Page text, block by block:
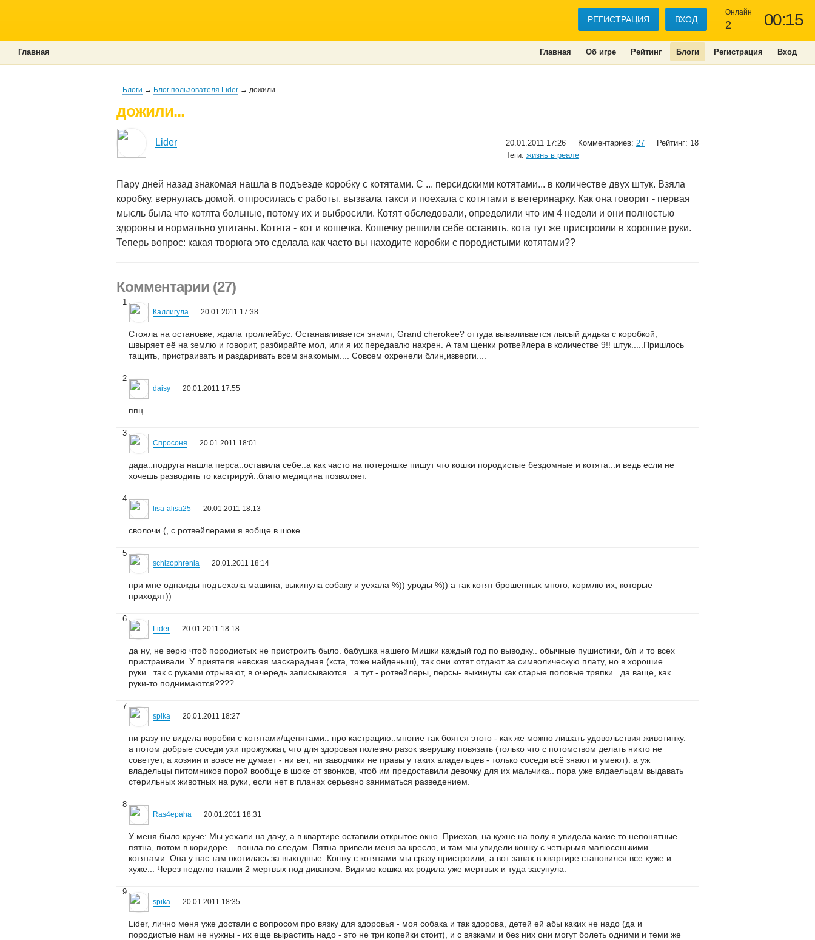
00:15
Онлайн
2
РЕГИСТРАЦИЯ ВХОД
Главная Об игре Рейтинг Блоги Регистрация Вход
Главная
Блоги → Блог пользователя Lider → дожили...
дожили...
Lider 20.01.2011 17:26 Комментариев: 27
Рейтинг: 18
Теги: жизнь в реале
Пару дней назад знакомая нашла в подъезде коробку с котятами. С ... персидскими котятами... в количестве двух штук. Взяла
коробку, вернулась домой, отпросилась с работы, вызвала такси и поехала с котятами в ветеринарку. Как она говорит - первая
мысль была что котята больные, потому их и выбросили. Котят обследовали, определили что им 4 недели и они полностью
здоровы и нормально упитаны. Котята - кот и кошечка. Кошечку решили себе оставить, кота тут же пристроили в хорошие руки.
Теперь вопрос: какая творюга это сделала как часто вы находите коробки с породистыми котятами??
Комментарии (27)
1
Каллигула 20.01.2011 17:38
Стояла на остановке, ждала троллейбус. Останавливается значит, Grand cherokee? оттуда вываливается лысый дядька с коробкой,
швыряет её на землю и говорит, разбирайте мол, или я их передавлю нахрен. А там щенки ротвейлера в количестве 9!! штук.....Пришлось
тащить, пристраивать и раздаривать всем знакомым.... Совсем охренели блин,изверги....
2
daisy 20.01.2011 17:55
ппц
3
Спросоня 20.01.2011 18:01
дада..подруга нашла перса..оставила себе..а как часто на потеряшке пишут что кошки породистые бездомные и котята...и ведь если не
хочешь разводить то кастрируй..благо медицина позволяет.
4
lisa-alisa25 20.01.2011 18:13
сволочи (, с ротвейлерами я вобще в шоке
5
schizophrenia 20.01.2011 18:14
при мне однажды подъехала машина, выкинула собаку и уехала %)) уроды %)) а так котят брошенных много, кормлю их, которые
приходят))
6
Lider 20.01.2011 18:18
да ну, не верю чтоб породистых не пристроить было. бабушка нашего Мишки каждый год по выводку.. обычные пушистики, б/п и то всех
пристраивали. У приятеля невская маскарадная (кста, тоже найденыш), так они котят отдают за символическую плату, но в хорошие
руки.. так с руками отрывают, в очередь записываются.. а тут - ротвейлеры, персы- выкинуты как старые половые тряпки.. да ваще, как
руки-то поднимаются????
7
spika 20.01.2011 18:27
ни разу не видела коробки с котятами/щенятами.. про кастрацию..многие так боятся этого - как же можно лишать удовольствия животинку.
а потом добрые соседи ухи прожужжат, что для здоровья полезно разок зверушку повязать (только что с потомством делать никто не
советует, а хозяин и вовсе не думает - ни вет, ни заводчики не правы у таких владельцев - только соседи всё знают и умеют). а уж
владельцы питомников порой вообще в шоке от звонков, чтоб им предоставили девочку для их мальчика.. пора уже влдаельцам выдавать
стерильных животных на руки, если нет в планах серьезно заниматься разведением.
8
Ras4epaha 20.01.2011 18:31
У меня было круче: Мы уехали на дачу, а в квартире оставили открытое окно. Приехав, на кухне на полу я увидела какие то непонятные
пятна, потом в коридоре... пошла по следам. Пятна привели меня за кресло, и там мы увидели кошку с четырьмя малюсенькими
котятами. Она у нас там окотилась за выходные. Кошку с котятами мы сразу пристроили, а вот запах в квартире становился все хуже и
хуже... Через неделю нашли 2 мертвых под диваном. Видимо кошка их родила уже мертвых и туда засунула.
9
spika 20.01.2011 18:35
Lider, лично меня уже достали с вопросом про вязку для здоровья - моя собака и так здорова, детей ей абы каких не надо (да и
породистые нам не нужны - их еще вырастить надо - это не три копейки стоит), и с вязками и без них они могут болеть одними и теми же